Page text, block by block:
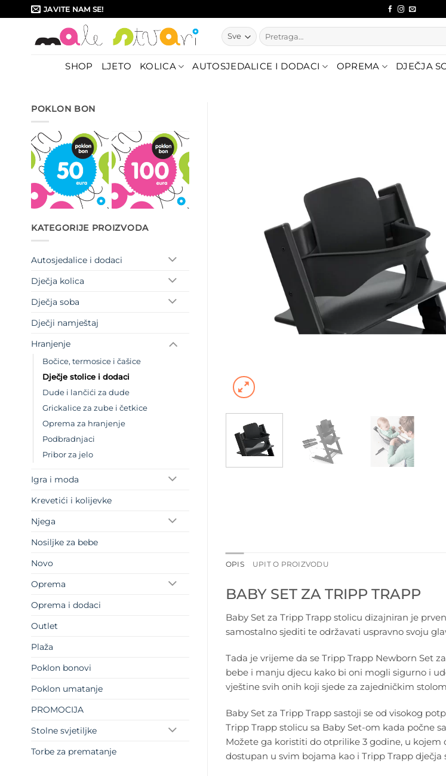
to
JAVITE NAM SE!
Pretraži:
SHOP LJETO KOLICA AUTOSJEDALICE I DODACI OPREMA DJEČJA
POKLON BON
KATEGORIJE PROIZVODA
Autosjedalice i dodaci
Dječja kolica
Dječja soba
Dječji namještaj
Hranjenje
Bočice, termosice i čašice
Dječje stolice i dodaci
Dude i lančići za dude
Grickalice za zube i četkice
Oprema za hranjenje
Podbradnjaci
Pribor za jelo
Igra i moda
Krevetići i kolijevke
Njega
Nosiljke za bebe
Novo
Oprema
Oprema i dodaci
Outlet
Plaža
Poklon bonovi
Poklon umatanje
PROMOCIJA
Stolne svjetiljke
Torbe za prematanje
OPIS UPIT O PROIZVODU
BABY SET ZA TRIPP TRAPP
Baby Set za Tripp Trapp stolicu dizajniran je
samostalno sjediti te održavati uspravno svoju
Tada je vrijeme da se Tripp Trapp Newborn Set
bebe i manju djecu kako bi oni mogli sigurno i
vještine svih onih koji sjede za zajedničkim
Baby Set za Tripp Trapp sastoji se od visokog
Tripp Trapp stolicu sa Baby Set-om kada počne
Možete ga koristiti do otprilike 3 godine, u
dostupan u svim bojama kao i Tripp Trapp dječja